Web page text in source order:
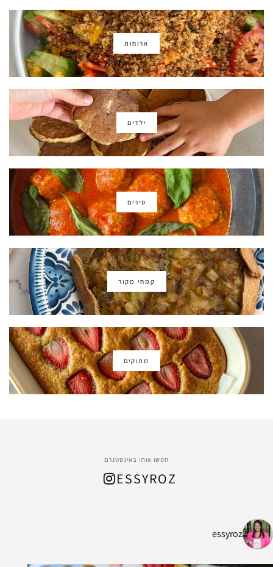
ארוחות
ילדים
סירים
קמחי מקור
מתוקים
חפשו אותי באינסטגרם
ESSYROZ
essyroz
החום המתקרב, הכנתי
ושיבולת שועל עשיר ומהמם שמתאים לארוח